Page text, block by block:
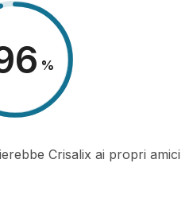
%
Crisalix ai propri amici